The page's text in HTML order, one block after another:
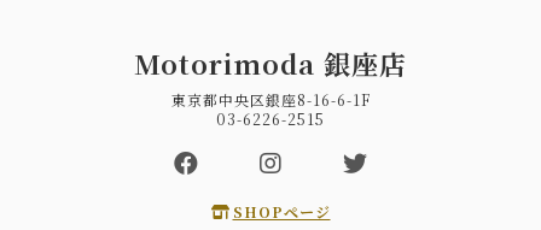
Motorimoda 銀座店
東京都中央区銀座8-16-6-1F
03-6226-2515
SHOPページ